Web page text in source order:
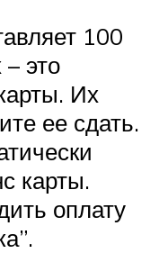
100
это
Их
ее сдать.
карты.
оплату